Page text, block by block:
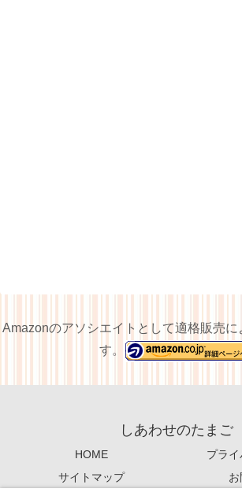
Amazonのアソシエイトとして適格販売に
す。
しあわせのたまご
HOME
プライ
サイトマップ